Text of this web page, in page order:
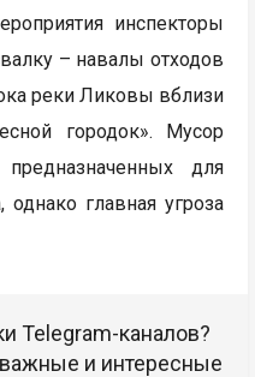
инспекторы
– навалы отходов
реки Ликовы вблизи
городок». Мусор
для
однако главная угроза
Telegram-каналов?
и интересные